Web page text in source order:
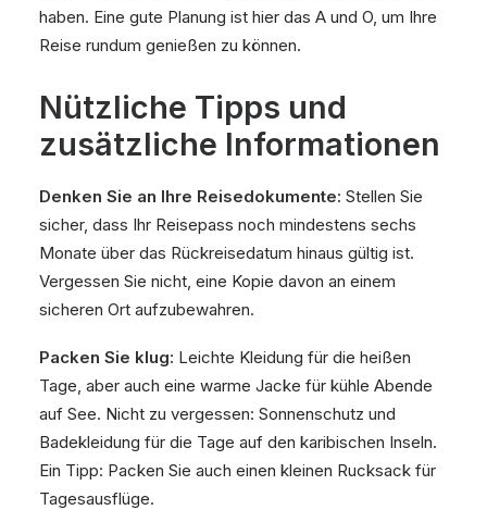
haben. Eine gute Planung ist hier das A und O, um Ihre
Reise rundum genießen zu können.
Nützliche Tipps und
zusätzliche Informationen
Denken Sie an Ihre Reisedokumente: Stellen Sie
sicher, dass Ihr Reisepass noch mindestens sechs
Monate über das Rückreisedatum hinaus gültig ist.
Vergessen Sie nicht, eine Kopie davon an einem
sicheren Ort aufzubewahren.
Packen Sie klug: Leichte Kleidung für die heißen
Tage, aber auch eine warme Jacke für kühle Abende
auf See. Nicht zu vergessen: Sonnenschutz und
Badekleidung für die Tage auf den karibischen Inseln.
Ein Tipp: Packen Sie auch einen kleinen Rucksack für
Tagesausflüge.